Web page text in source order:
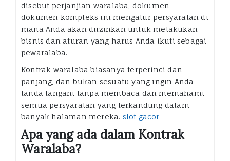
disebut perjanjian waralaba, dokumen-
dokumen kompleks ini mengatur persyaratan di
mana Anda akan diizinkan untuk melakukan
bisnis dan aturan yang harus Anda ikuti sebagai
pewaralaba.
Kontrak waralaba biasanya terperinci dan
panjang, dan bukan sesuatu yang ingin Anda
tanda tangani tanpa membaca dan memahami
semua persyaratan yang terkandung dalam
banyak halaman mereka. slot gacor
Apa yang ada dalam Kontrak
Waralaba?